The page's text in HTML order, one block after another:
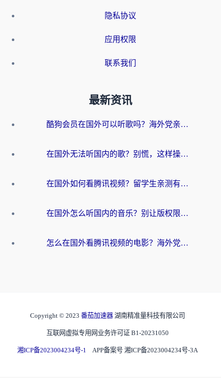
隐私协议
应用权限
联系我们
最新资讯
酷狗会员在国外可以听歌吗？海外党亲测有效：3步解决音乐权限难题
在国外无法听国内的歌？别慌，这样操作就能畅听QQ音乐（附亲测加速器推荐）
在国外如何看腾讯视频？留学生亲测有效的回国加速方案
在国外怎么听国内的音乐？别让版权限制断了你的华语歌单
怎么在国外看腾讯视频的电影？海外党亲测有效的回国加速指南
Copyright © 2023 番茄加速器 湖南精准量科技有限公司
互联网虚拟专用网业务许可证 B1-20231050
湘ICP备2023004234号-1 APP备案号 湘ICP备2023004234号-3A